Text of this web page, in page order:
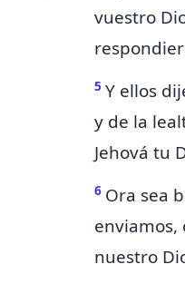
vuestro
5 Y ellos
y de la
Jehová tu
6 Ora sea
enviamos,
nuestro